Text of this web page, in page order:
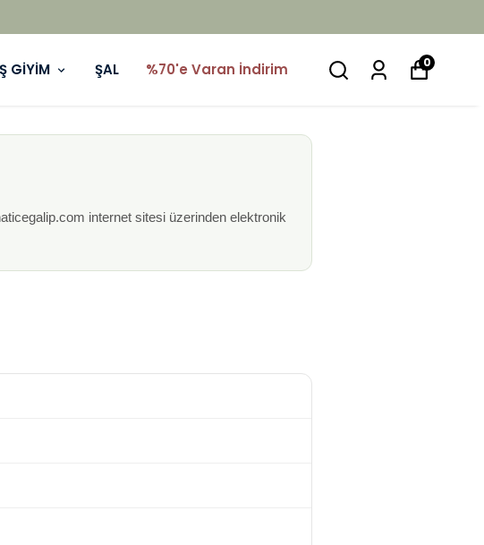
GİYİM ŞAL %70'e Varan İndirim 0
internet sitesi üzerinden elektronik